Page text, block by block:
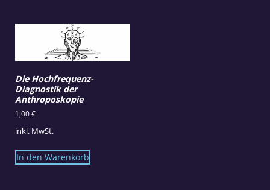
Die Hochfrequenz-
Diagnostik der
Anthroposkopie
1,00€
inkl. MwSt.
In den Warenkorb